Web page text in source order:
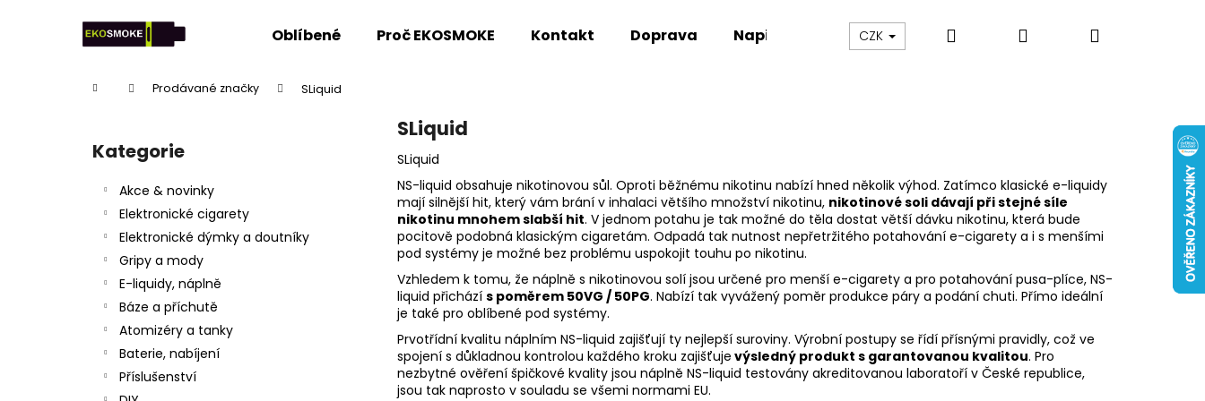
Oblíbené Proč EKOSMOKE Kontakt Doprava Napište nám Obch. podmínky Reklamace
CZK Hledat PřihlášeníNákupní
Domů Prodávané značky SLiquid
Přeskočit
kategorie
Kategorie
Akce & novinky
Elektronické cigarety
Elektronické dýmky a doutníky
Gripy a mody
E-liquidy, náplně
Báze a příchutě
Atomizéry a tanky
Baterie, nabíjení
Příslušenství
SLiquid
SLiquid
NS-liquid obsahuje nikotinovou sůl. Oproti běžnému nikotinu nabízí hned několik výhod. Zatímco klasické e-liquidy
mají silnější hit, který vám brání v inhalaci většího množství nikotinu, nikotinové soli dávají při stejné síle
nikotinu mnohem slabší hit. V jednom potahu je tak možné do těla dostat větší dávku nikotinu, která bude
pocitově podobná klasickým cigaretám. Odpadá tak nutnost nepřetržitého potahování e-cigarety a i s menšími
pod systémy je možné bez problému uspokojit touhu po nikotinu.
Vzhledem k tomu, že náplně s nikotinovou solí jsou určené pro menší e-cigarety a pro potahování pusa-plíce, NS-
liquid přichází s poměrem 50VG / 50PG. Nabízí tak vyvážený poměr produkce páry a podání chuti. Přímo ideální
je také pro oblíbené pod systémy.
Prvotřídní kvalitu náplním NS-liquid zajišťují ty nejlepší suroviny. Výrobní postupy se řídí přísnými pravidly, což ve
spojení s důkladnou kontrolou každého kroku zajišťuje výsledný produkt s garantovanou kvalitou. Pro
nezbytné ověření špičkové kvality jsou náplně NS-liquid testovány akreditovanou laboratoří v České republice,
jsou tak naprosto v souladu se všemi normami EU.
Zpět
Zpět
Doporučujeme
Následující